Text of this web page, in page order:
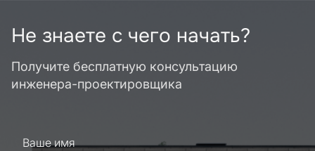
Не знаете с чего начать?
Получите бесплатную консультацию
инженера-проектировщика
Ваше имя